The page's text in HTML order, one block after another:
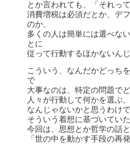
とか言われても、「それっ
消費増税は必須だとか、デ
のか、
多くの人は簡単には選べな
とに
従って行動するほかないん
こういう、なんだかどっち
で
大事なのは、特定の問題で
人々が行動して何かを選ぶ
なんじゃないかと思うわけ
そういう着想に基づいてい
今回は、思想とか哲学の話
「世の中を動かす手段の再